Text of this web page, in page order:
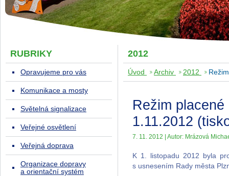
2012
Úvod Archiv 2012
Režim
1.11.2012
7. 11. 2012 | Autor: Mrázová
K 1. listopadu 2012 byla
s usnesením Rady města
RUBRIKY
Opravujeme pro vás
Komunikace a mosty
Světelná signalizace
Veřejné osvětlení
Veřejná doprava
Organizace dopravy
a orientační systém